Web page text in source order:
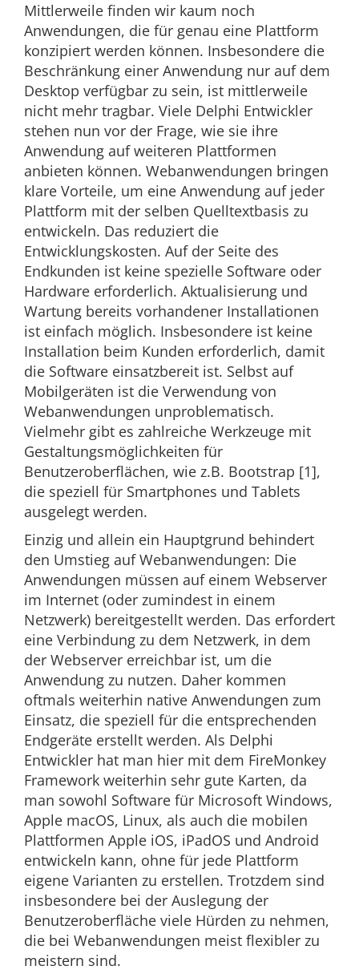
Mittlerweile finden wir kaum noch
Anwendungen, die für genau eine Plattform
konzipiert werden können. Insbesondere die
Beschränkung einer Anwendung nur auf dem
Desktop verfügbar zu sein, ist mittlerweile
nicht mehr tragbar. Viele Delphi Entwickler
stehen nun vor der Frage, wie sie ihre
Anwendung auf weiteren Plattformen
anbieten können. Webanwendungen bringen
klare Vorteile, um eine Anwendung auf jeder
Plattform mit der selben Quelltextbasis zu
entwickeln. Das reduziert die
Entwicklungskosten. Auf der Seite des
Endkunden ist keine spezielle Software oder
Hardware erforderlich. Aktualisierung und
Wartung bereits vorhandener Installationen
ist einfach möglich. Insbesondere ist keine
Installation beim Kunden erforderlich, damit
die Software einsatzbereit ist. Selbst auf
Mobilgeräten ist die Verwendung von
Webanwendungen unproblematisch.
Vielmehr gibt es zahlreiche Werkzeuge mit
Gestaltungsmöglichkeiten für
Benutzeroberflächen, wie z.B. Bootstrap [1],
die speziell für Smartphones und Tablets
ausgelegt werden.
Einzig und allein ein Hauptgrund behindert
den Umstieg auf Webanwendungen: Die
Anwendungen müssen auf einem Webserver
im Internet (oder zumindest in einem
Netzwerk) bereitgestellt werden. Das erfordert
eine Verbindung zu dem Netzwerk, in dem
der Webserver erreichbar ist, um die
Anwendung zu nutzen. Daher kommen
oftmals weiterhin native Anwendungen zum
Einsatz, die speziell für die entsprechenden
Endgeräte erstellt werden. Als Delphi
Entwickler hat man hier mit dem FireMonkey
Framework weiterhin sehr gute Karten, da
man sowohl Software für Microsoft Windows,
Apple macOS, Linux, als auch die mobilen
Plattformen Apple iOS, iPadOS und Android
entwickeln kann, ohne für jede Plattform
eigene Varianten zu erstellen. Trotzdem sind
insbesondere bei der Auslegung der
Benutzeroberfläche viele Hürden zu nehmen,
die bei Webanwendungen meist flexibler zu
meistern sind.